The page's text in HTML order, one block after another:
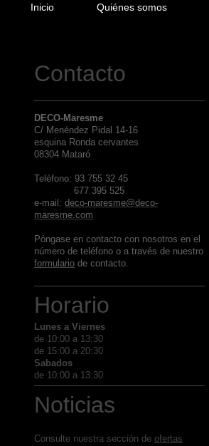
Inicio Quiénes somos
Contacto
DECO-Maresme
C/ Menéndez Pidal 14-16
esquina Ronda cervantes
08304 Mataró
Teléfono: 93 755 32 45
677 395 525
e-mail: deco-maresme@deco-
maresme.com
Póngase en contacto con nosotros en el
número de teléfono o a través de nuestro
formulario de contacto.
Horario
Lunes a Viernes
de 10:00 a 13:30
de 15:00 a 20:30
Sabados
de 10:00 a 13:30
Noticias
Consulte nuestra sección de ofertas